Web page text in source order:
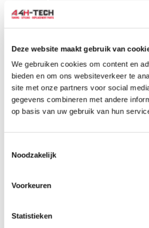
Deze website maakt gebruik van
We gebruiken cookies om content en
bieden en om ons websiteverkeer te
site met onze partners voor social
gegevens combineren met andere
op basis van uw gebruik van hun
Noodzakelijk
Voorkeuren
Statistieken
0producten beschikbaar
Wiellagers & Naven
0producten beschikbaar
0producten beschikbaar
Spoorverbreders
0producten beschikbaar
Wielmoeren
0producten beschikbaar
Draadeinden
0 producten beschikbaar
0producten beschikbaar